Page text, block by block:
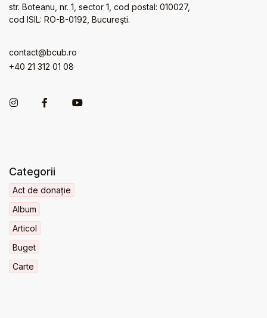
str. Boteanu, nr. 1, sector 1, cod postal: 010027,
cod ISIL: RO-B-0192, Bucureşti.
contact@bcub.ro
+40 21 312 01 08
Categorii
Act de donație
Album
Articol
Buget
Carte